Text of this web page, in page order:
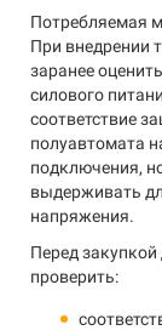
Потребляемая
При внедрении
заранее
силового
соответствие
полуавтомата
подключения,
выдерживать
напряжения.
Перед закупкой
проверить: